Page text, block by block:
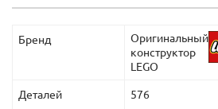
Бренд
Оригинальный
конструктор
LEGO
Деталей 576